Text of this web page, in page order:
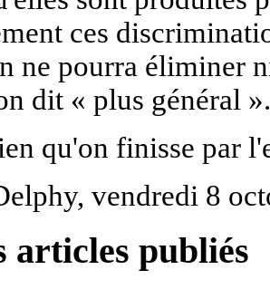
ces
ne pourra éliminer
dit « plus général ».
qu'on finisse par
vendredi 8
articles publiés